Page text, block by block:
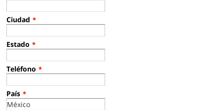
Ciudad *
Estado *
Teléfono *
País *